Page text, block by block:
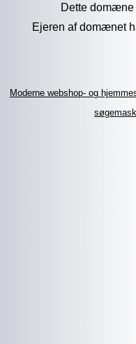
Dette domæne
Ejeren af domænet
Moderne webshop- og